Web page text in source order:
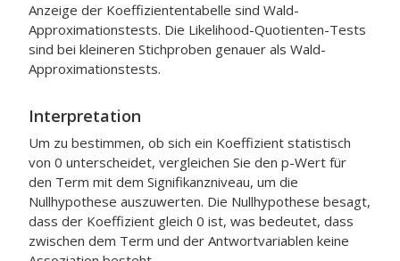
Anzeige der Koeffiziententabelle sind Wald-
Approximationstests. Die Likelihood-Quotienten-Tests
sind bei kleineren Stichproben genauer als Wald-
Approximationstests.
Interpretation
Um zu bestimmen, ob sich ein Koeffizient statistisch
von 0 unterscheidet, vergleichen Sie den p-Wert für
den Term mit dem Signifikanzniveau, um die
Nullhypothese auszuwerten. Die Nullhypothese besagt,
dass der Koeffizient gleich 0 ist, was bedeutet, dass
zwischen dem Term und der Antwortvariablen keine